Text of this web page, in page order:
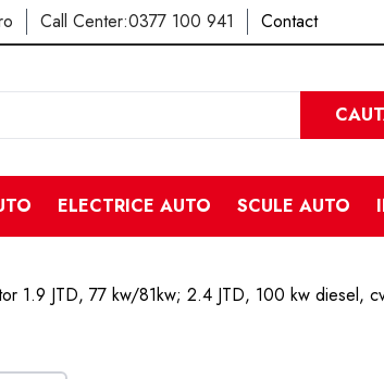
Call Center:0377 100 941 Contact
ELECTRICE AUTO SCULE AUTO
JTD, 77 kw/81kw; 2.4 JTD, 100 kw diesel,